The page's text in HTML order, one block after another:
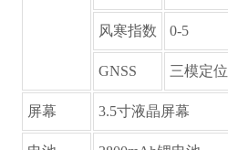
风寒指数 0-5
GNSS 三模定位
屏幕 3.5寸液晶屏幕